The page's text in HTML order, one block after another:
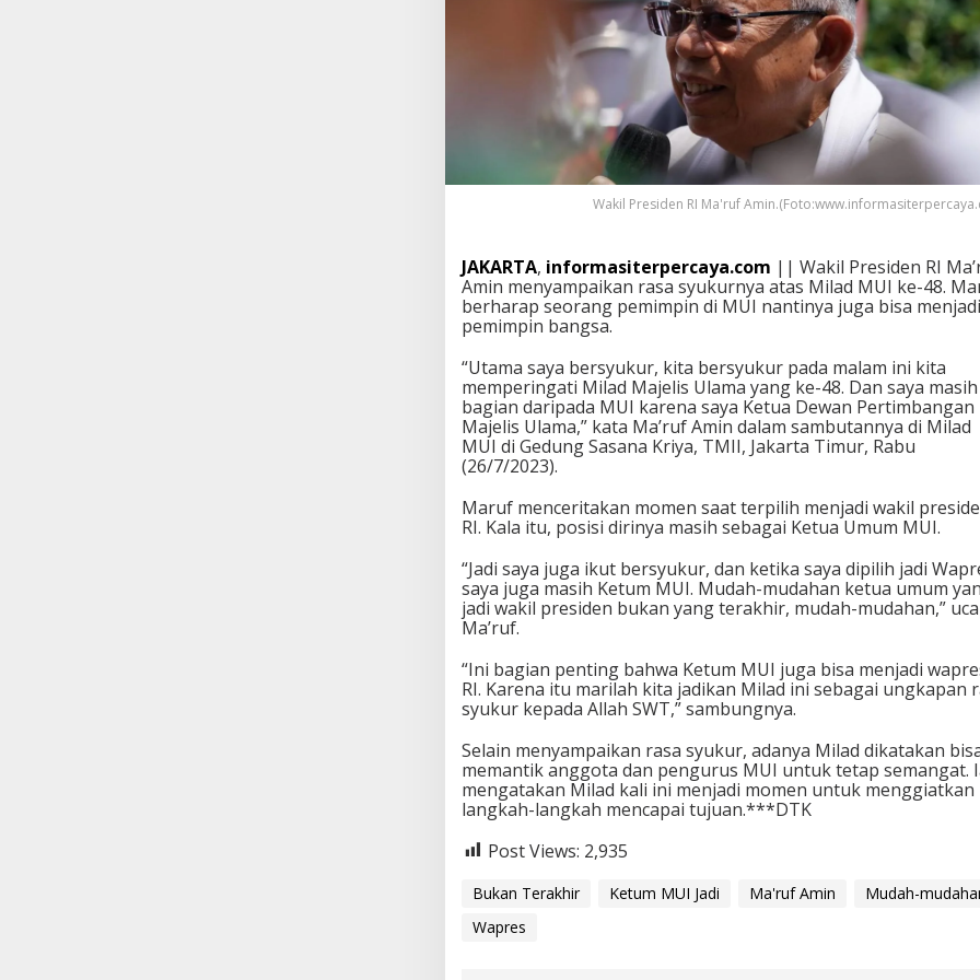
Wakil Presiden RI Ma'ruf
JAKARTA, informasiterpercaya.com || Wakil Presiden RI
Amin menyampaikan rasa syukurnya atas Milad MUI ke-48.
berharap seorang pemimpin di MUI nantinya juga bisa menjadi
pemimpin bangsa.
“Utama saya bersyukur, kita bersyukur pada malam ini kita
memperingati Milad Majelis Ulama yang ke-48. Dan saya masih
bagian daripada MUI karena saya Ketua Dewan Pertimbangan
Majelis Ulama,” kata Ma’ruf Amin dalam sambutannya di Milad
MUI di Gedung Sasana Kriya, TMII, Jakarta Timur, Rabu
(26/7/2023).
Maruf menceritakan momen saat terpilih menjadi wakil
RI. Kala itu, posisi dirinya masih sebagai Ketua Umum MUI.
“Jadi saya juga ikut bersyukur, dan ketika saya dipilih jadi
saya juga masih Ketum MUI. Mudah-mudahan ketua umum
jadi wakil presiden bukan yang terakhir, mudah-mudahan,”
Ma’ruf.
“Ini bagian penting bahwa Ketum MUI juga bisa menjadi
RI. Karena itu marilah kita jadikan Milad ini sebagai ungkapan
syukur kepada Allah SWT,” sambungnya.
Selain menyampaikan rasa syukur, adanya Milad dikatakan
memantik anggota dan pengurus MUI untuk tetap semangat.
mengatakan Milad kali ini menjadi momen untuk menggiatkan
langkah-langkah mencapai tujuan.***DTK
Post Views: 2,935
Bukan Terakhir Ketum MUI Jadi Ma'ruf Amin
Mudah-
Wapres